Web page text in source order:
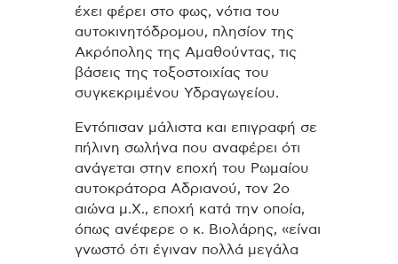
έχει φέρει στο φως, νότια του
αυτοκινητόδρομου, πλησίον της
Ακρόπολης της Αμαθούντας, τις
βάσεις της τοξοστοιχίας του
συγκεκριμένου Υδραγωγείου.
Εντόπισαν μάλιστα και επιγραφή σε
πήλινη σωλήνα που αναφέρει ότι
ανάγεται στην εποχή του Ρωμαίου
αυτοκράτορα Αδριανού, τον 2ο
αιώνα μ.Χ., εποχή κατά την οποία,
όπως ανέφερε ο κ. Βιολάρης, «είναι
γνωστό ότι έγιναν πολλά μεγάλα